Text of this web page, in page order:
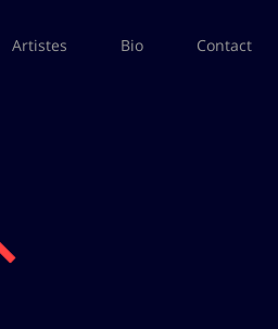
Artistes Bio Contact